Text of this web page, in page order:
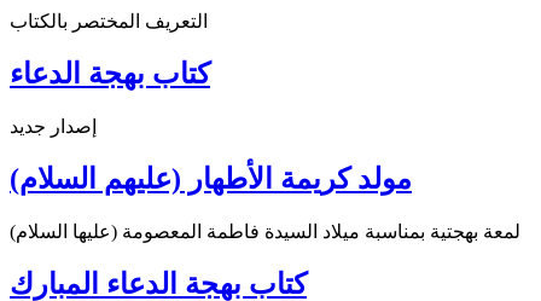
التعريف المختصر بالكتاب
كتاب بهجة الدعاء
إصدار جديد
مولد كريمة الأطهار (عليهم السلام)
لمعة بهجتية بمناسبة ميلاد السيدة فاطمة المعصومة (عليها السلام)
كتاب بهجة الدعاء المبارك